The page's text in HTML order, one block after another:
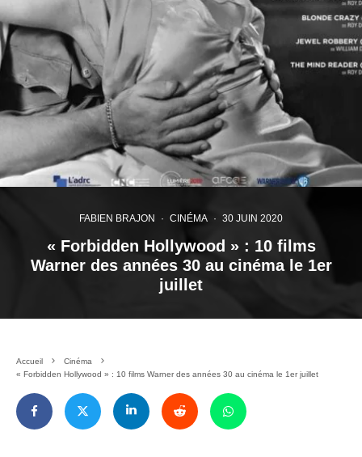
FABIEN BRAJON · CINÉMA · 30 JUIN 2020
« Forbidden Hollywood » : 10 films
Warner des années 30 au cinéma le 1er
juillet
Accueil
Cinéma
« Forbidden Hollywood » : 10 films Warner des années 30 au cinéma le 1er juillet